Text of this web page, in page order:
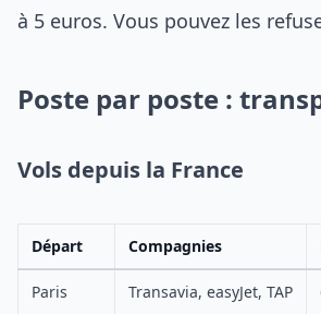
à 5 euros. Vous pouvez les
Poste par poste :
Vols depuis la France
Départ Compagnies
Paris Transavia, easyJet, TAP